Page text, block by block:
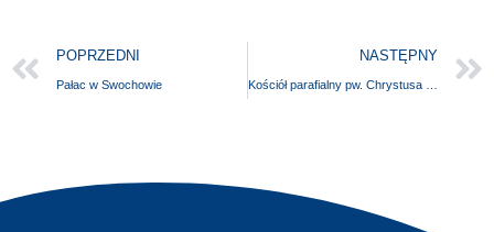
POPRZEDNI
Pałac w Swochowie
NASTĘPNY